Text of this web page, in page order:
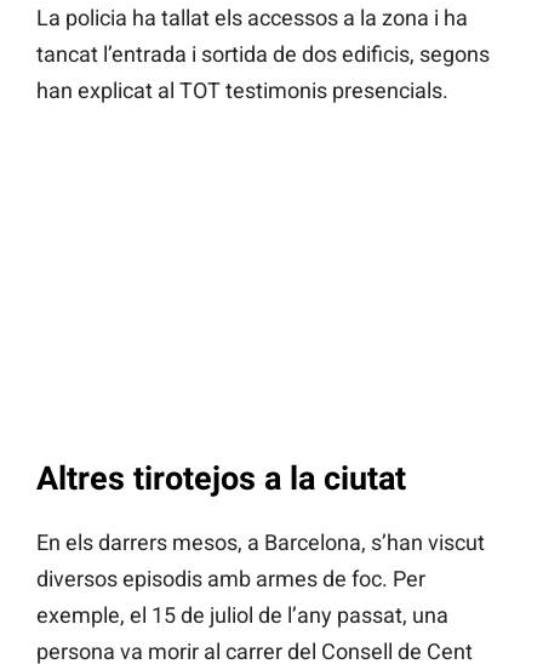
La policia ha tallat els accessos a la zona i ha
tancat l’entrada i sortida de dos edificis, segons
han explicat al TOT testimonis presencials.
Altres tirotejos a la ciutat
En els darrers mesos, a Barcelona, s’han viscut
diversos episodis amb armes de foc. Per
exemple, el 15 de juliol de l’any passat, una
persona va morir al carrer del Consell de Cent